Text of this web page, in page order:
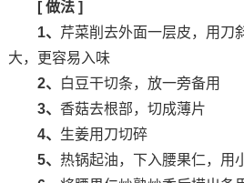
[ 做法 ]
1、 芹菜削去外面一层皮，用刀
大，更容易入味
2、
白豆干切条，放一旁备用
3、 香菇去根部，切成薄片
4、 生姜用刀切碎
5、 热锅起油，下入腰果仁，用